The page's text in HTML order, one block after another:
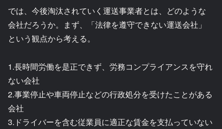
では、今後淘汰されていく運送事業者とは、どのような
会社だろうか。まず、「法律を遵守できない運送会社」
という観点から考える。
1.長時間労働を是正できず、労務コンプライアンスを守れ
ない会社
2.事業停止や車両停止などの行政処分を受けたことがある
会社
3.ドライバーを含む従業員に適正な賃金を支払っていない